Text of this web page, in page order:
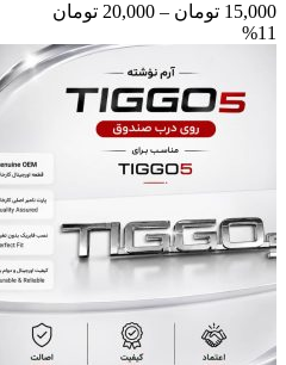
15,000 تومان –
20,000 تومان
20,000 تومان
%11